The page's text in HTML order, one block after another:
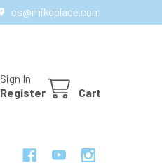
cs@mikoplace.com
Sign In
Register
Cart